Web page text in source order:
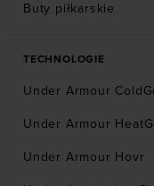
Buty piłkarskie
TECHNOLOGIE
Under Armour
Under Armour
Under Armour Hovr